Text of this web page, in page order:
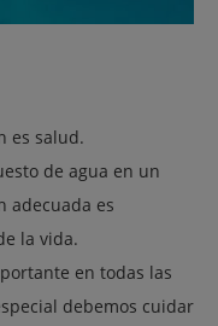
es salud.
de agua en un
adecuada es
la vida.
en todas las
debemos cuidar